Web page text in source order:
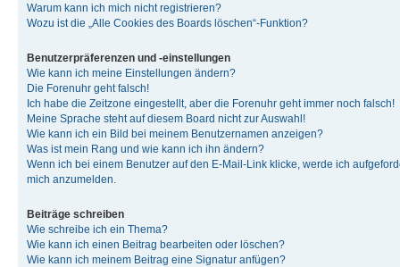
Warum kann ich mich nicht registrieren?
Wozu ist die „Alle Cookies des Boards löschen“-Funktion?
Benutzerpräferenzen und -einstellungen
Wie kann ich meine Einstellungen ändern?
Die Forenuhr geht falsch!
Ich habe die Zeitzone eingestellt, aber die Forenuhr geht immer noch falsch!
Meine Sprache steht auf diesem Board nicht zur Auswahl!
Wie kann ich ein Bild bei meinem Benutzernamen anzeigen?
Was ist mein Rang und wie kann ich ihn ändern?
Wenn ich bei einem Benutzer auf den E-Mail-Link klicke, werde ich
mich anzumelden.
Beiträge schreiben
Wie schreibe ich ein Thema?
Wie kann ich einen Beitrag bearbeiten oder löschen?
Wie kann ich meinem Beitrag eine Signatur anfügen?